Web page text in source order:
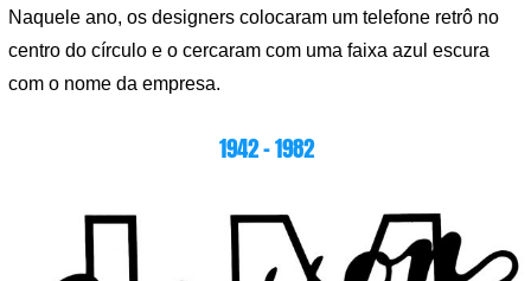
Naquele ano, os designers colocaram um telefone retrô no
centro do círculo e o cercaram com uma faixa azul escura
com o nome da empresa.
1942 – 1982